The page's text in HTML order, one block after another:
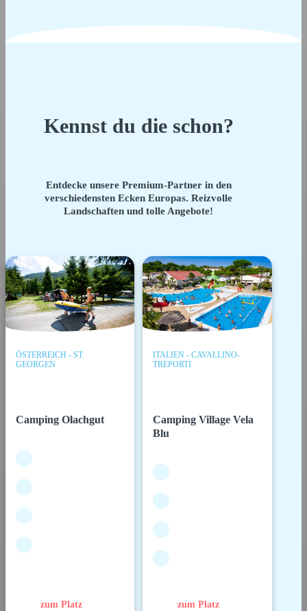
Kennst du die schon?
Entdecke unsere Premium-Partner in den
verschiedensten Ecken Europas. Reizvolle
Landschaften und tolle Angebote!
ÖSTERREICH - ST.
GEORGEN
Camping Olachgut
zum Platz
ITALIEN - CAVALLINO-
TREPORTI
Camping Village Vela
Blu
zum Platz